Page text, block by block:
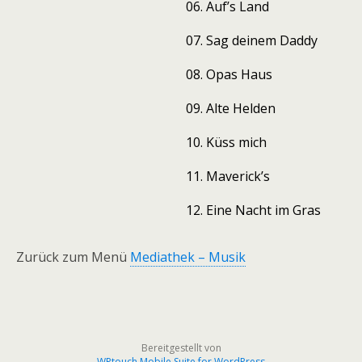
06. Auf’s Land
07. Sag deinem Daddy
08. Opas Haus
09. Alte Helden
10. Küss mich
11. Maverick’s
12. Eine Nacht im Gras
Zurück zum Menü Mediathek – Musik
Bereitgestellt von